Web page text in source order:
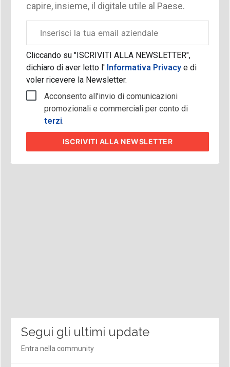
capire, insieme, il digitale utile al Paese.
aziendale
Cliccando su "ISCRIVITI ALLA NEWSLETTER",
dichiaro di aver letto l'Informativa Privacy e di
voler ricevere la Newsletter.
Acconsento all'invio di comunicazioni
promozionali e commerciali per conto di
terzi.
ISCRIVITI ALLA NEWSLETTER
Segui gli ultimi update
Entra nella community